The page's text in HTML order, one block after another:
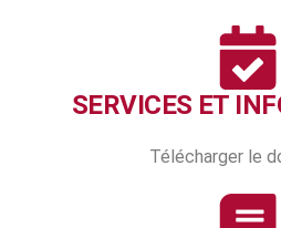
SERVICES ET
Télécharger le